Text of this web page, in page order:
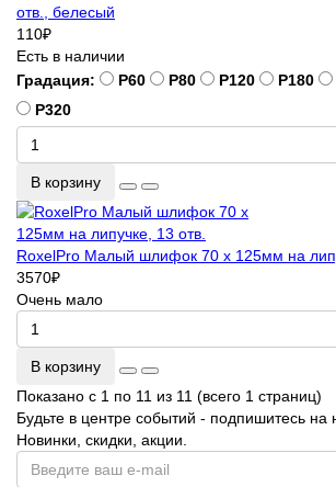
отв., белесый
110₽
Есть в наличии
Градация:
P60 P80 P120 P180
P320
В корзину
RoxelPro Малый шлифок 70 х 125мм на
3570₽
Очень мало
В корзину
Показано с 1 по 11 из 11 (всего 1 страниц)
Будьте в центре событий - подпишитесь на
Новинки, скидки, акции.